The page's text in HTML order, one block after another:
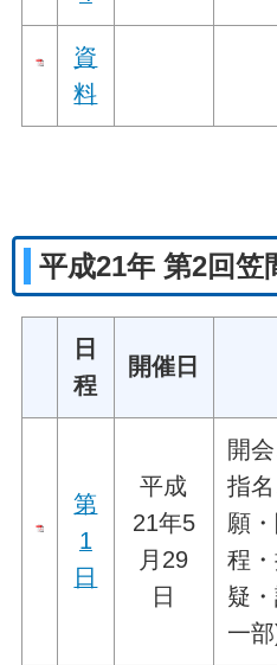
資
料
平成21年 第2回笠
日
程
開催日
第
1
日
平成
21年5
月29
日
開
指
願
程
疑
一